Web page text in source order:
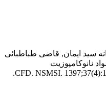
سید ایمان, قاضی طباطبائی
نانوکامپوزیت